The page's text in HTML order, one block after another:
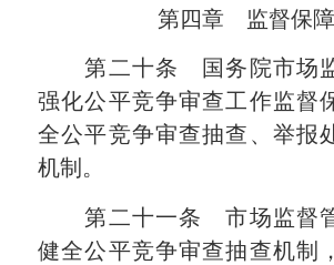
第四章 监督保障
第二十条 国务院市场监
强化公平竞争审查工作监督
全公平竞争审查抽查、举报
机制。
第二十一条 市场监督管
健全公平竞争审查抽查机制